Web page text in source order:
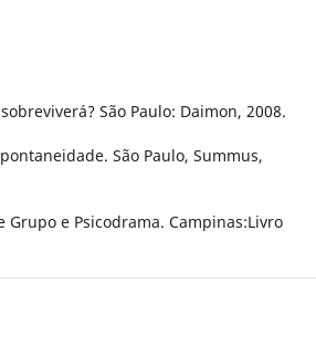
São Paulo: Daimon, 2008.
São Paulo, Summus,
Grupo e Psicodrama. Campinas:Livro